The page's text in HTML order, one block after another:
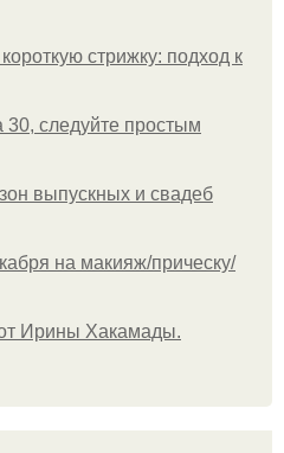
стрижку: подход к
30, следуйте простым
выпускных и свадеб
на макияж/прическу/
Ирины Хакамады.